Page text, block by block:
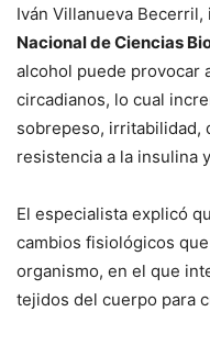
Iván Villanueva
Nacional de Ciencias
alcohol puede provocar
circadianos, lo cual
sobrepeso, irritabilidad,
resistencia a la insulina
El especialista explicó
cambios fisiológicos
organismo, en el que
tejidos del cuerpo para